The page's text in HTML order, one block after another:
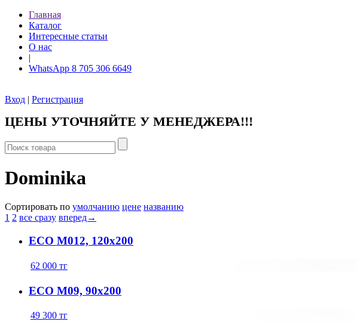
Главная
Каталог
Интересные статьи
О нас
|
WhatsApp 8 705 306 6649
Вход | Регистрация
ЦЕНЫ УТОЧНЯЙТЕ У МЕНЕДЖЕРА!!!
Dominika
Сортировать по умолчанию цене названию
1 2 все сразу вперед→
ЕСО М012, 120x200
62 000 тг
ЕСО М09, 90x200
49 300 тг